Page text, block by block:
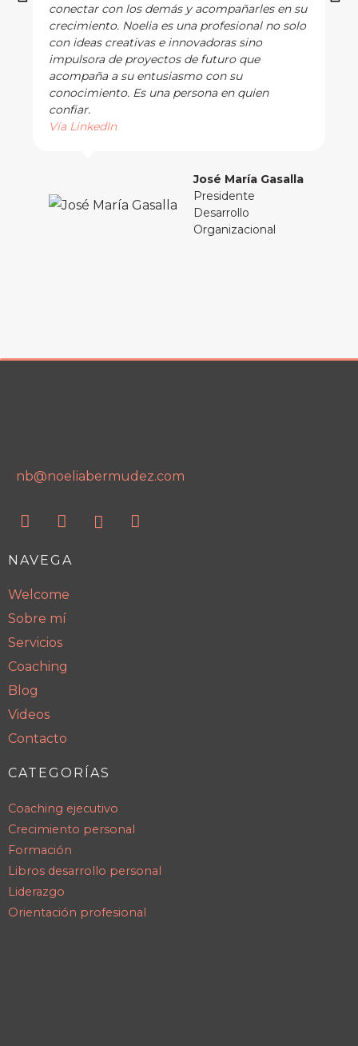
conectar con los demás y acompañarles en su
crecimiento. Noelia es una profesional no solo
con ideas creativas e innovadoras sino
impulsora de proyectos de futuro que
acompaña a su entusiasmo con su
conocimiento. Es una persona en quien
confiar.
Vía LinkedIn
José María Gasalla
Presidente
Desarrollo
Organizacional
nb@noeliabermudez.com
NAVEGA
Welcome
Sobre mí
Servicios
Coaching
Blog
Videos
Contacto
CATEGORÍAS
Coaching ejecutivo
Crecimiento personal
Formación
Libros desarrollo personal
Liderazgo
Orientación profesional